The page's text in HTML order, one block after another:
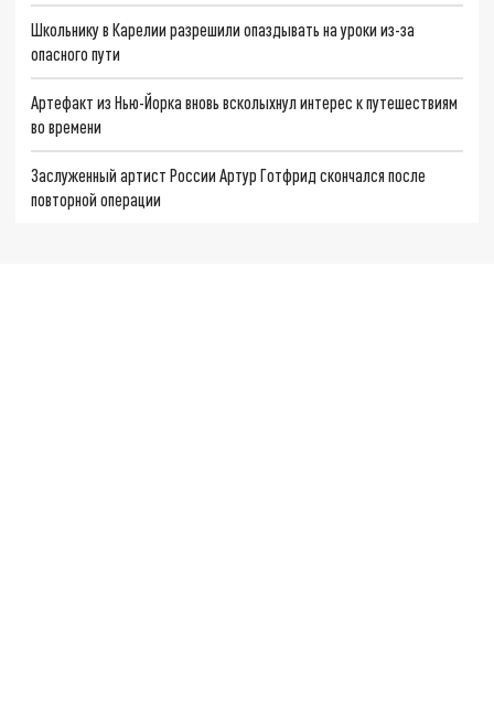
Школьнику в Карелии разрешили опаздывать на уроки из-за
опасного пути
Артефакт из Нью-Йорка вновь всколыхнул интерес к путешествиям
во времени
Заслуженный артист России Артур Готфрид скончался после
повторной операции